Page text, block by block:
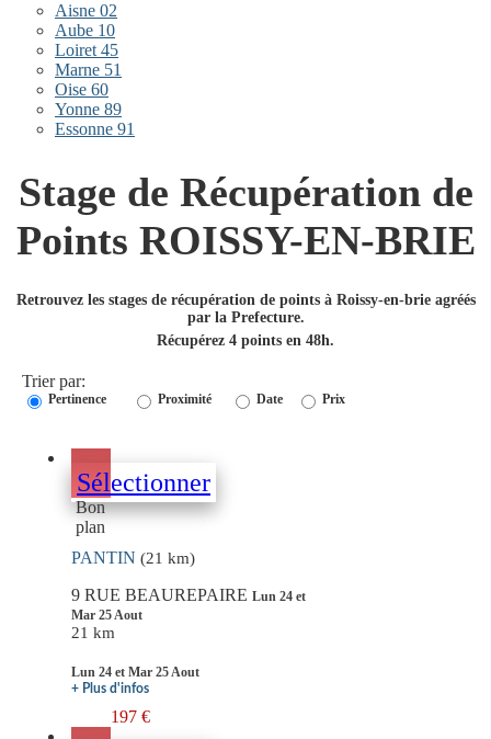
Aisne 02
Aube 10
Loiret 45
Marne 51
Oise 60
Yonne 89
Essonne 91
Stage de Récupération de
Points ROISSY-EN-BRIE
Retrouvez les stages de récupération de points à Roissy-en-brie agréés
par la Prefecture.
Récupérez 4 points en 48h.
Trier par:
Pertinence Proximité Date Prix
Sélectionner
Bon
plan
PANTIN (21 km)
9 RUE BEAUREPAIRE Lun 24 et
Mar 25 Aout
21 km
Lun 24 et Mar 25 Aout
+ Plus d'infos
197 €